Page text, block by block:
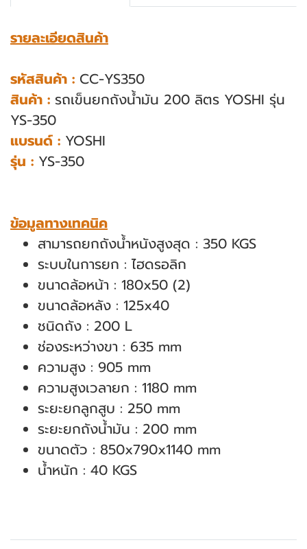
รายละเอียดสินค้า
รหัสสินค้า : CC-YS350
สินค้า : รถเข็นยกถังน้ำมัน 200 ลิตร YOSHI รุ่น
YS-350
แบรนด์ : YOSHI
รุ่น : YS-350
ข้อมูลทางเทคนิค
สามารถยกถังน้ำหนังสูงสุด : 350 KGS
ระบบในการยก : ไฮดรอลิก
ขนาดล้อหน้า : 180x50 (2)
ขนาดล้อหลัง : 125x40
ชนิดถัง : 200 L
ช่องระหว่างขา : 635 mm
ความสูง : 905 mm
ความสูงเวลายก : 1180 mm
ระยะยกลูกสูบ : 250 mm
ระยะยกถังน้ำมัน : 200 mm
ขนาดตัว : 850x790x1140 mm
น้ำหนัก : 40 KGS